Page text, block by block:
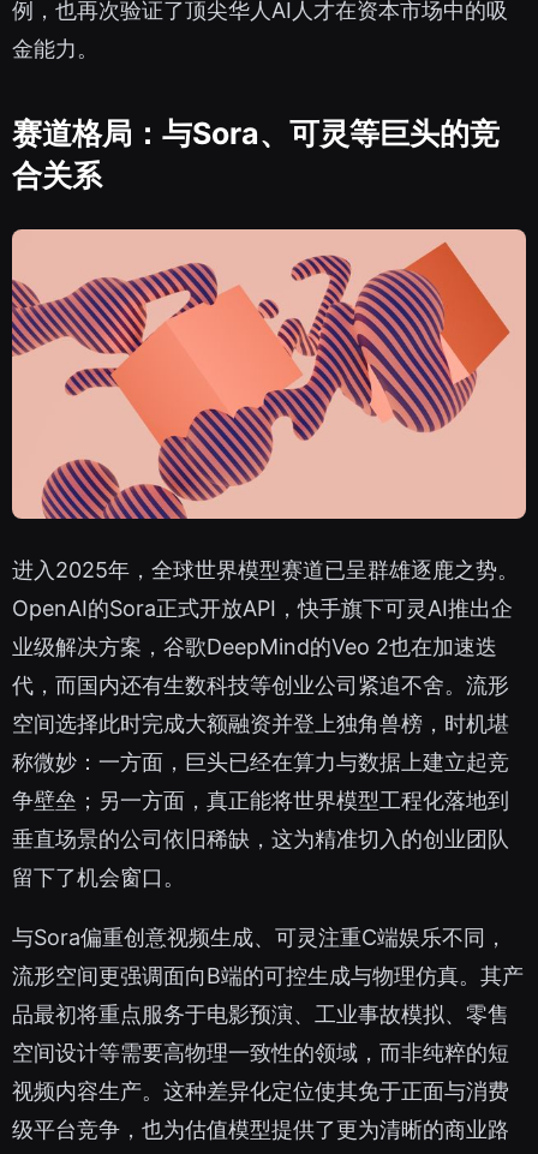
例，也再次验证了顶尖华人AI人才在资本市场中的吸
金能力。
赛道格局：与Sora、可灵等巨头的竞
合关系
进入2025年，全球世界模型赛道已呈群雄逐鹿之势。
OpenAI的Sora正式开放API，快手旗下可灵AI推出企
业级解决方案，谷歌DeepMind的Veo 2也在加速迭
代，而国内还有生数科技等创业公司紧追不舍。流形
空间选择此时完成大额融资并登上独角兽榜，时机堪
称微妙：一方面，巨头已经在算力与数据上建立起竞
争壁垒；另一方面，真正能将世界模型工程化落地到
垂直场景的公司依旧稀缺，这为精准切入的创业团队
留下了机会窗口。
与Sora偏重创意视频生成、可灵注重C端娱乐不同，
流形空间更强调面向B端的可控生成与物理仿真。其产
品最初将重点服务于电影预演、工业事故模拟、零售
空间设计等需要高物理一致性的领域，而非纯粹的短
视频内容生产。这种差异化定位使其免于正面与消费
级平台竞争，也为估值模型提供了更为清晰的商业路